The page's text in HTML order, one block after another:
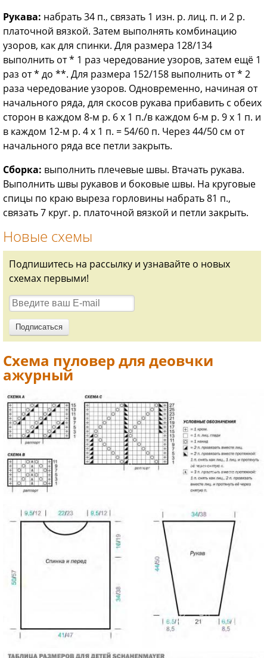
Рукава: набрать 34 п., связать 1 изн. р. лиц. п. и 2 р.
платочной вязкой. Затем выполнять комбинацию
узоров, как для спинки. Для размера 128/134
выполнить от * 1 раз чередование узоров, затем ещё 1
раз от * до **. Для размера 152/158 выполнить от * 2
раза чередование узоров. Одновременно, начиная от
начального ряда, для скосов рукава прибавить с обеих
сторон в каждом 8-м р. 6 х 1 п./в каждом 6-м р. 9 х 1 п. и
в каждом 12-м р. 4 х 1 п. = 54/60 п. Через 44/50 см от
начального ряда все петли закрыть.
Сборка: выполнить плечевые швы. Втачать рукава.
Выполнить швы рукавов и боковые швы. На круговые
спицы по краю выреза горловины набрать 81 п.,
связать 7 круг. р. платочной вязкой и петли закрыть.
Новые схемы
Подпишитесь на рассылку и узнавайте о новых
схемах первыми!
Схема пуловер для деовчки
ажурный